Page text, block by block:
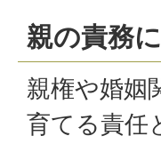
親の責務
親権や婚姻
育てる責任